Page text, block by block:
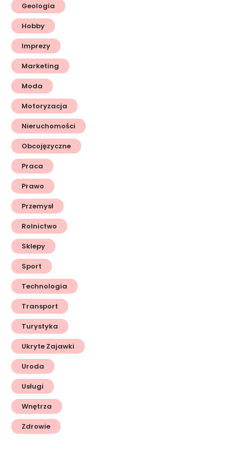
Geologia
Hobby
Imprezy
Marketing
Moda
Motoryzacja
Nieruchomości
Obcojęzyczne
Praca
Prawo
Przemysł
Rolnictwo
Sklepy
Sport
Technologia
Transport
Turystyka
Ukryte Zajawki
Uroda
Usługi
Wnętrza
Zdrowie